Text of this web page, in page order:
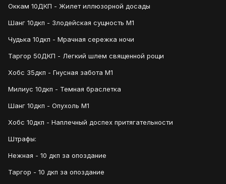
Оккам 10ДКП - Жилет иллюзорной досады
Шанг 10дкп - Злодейская сущность М1
Чудька 10дкп - Мрачная сережка ночи
Таргор 50ДКП - Легкий шлем священной рощи
Хобс 35дкп - Гнусная забота М1
Милиус 10дкп - Темная браслетка
Шанг 10дкп - Опухоль М1
Хобс 10дкп - Наплечный доспех притягательности
Штрафы:
Нежная - 10 дкп за опоздание
Таргор - 10 дкп за опоздание